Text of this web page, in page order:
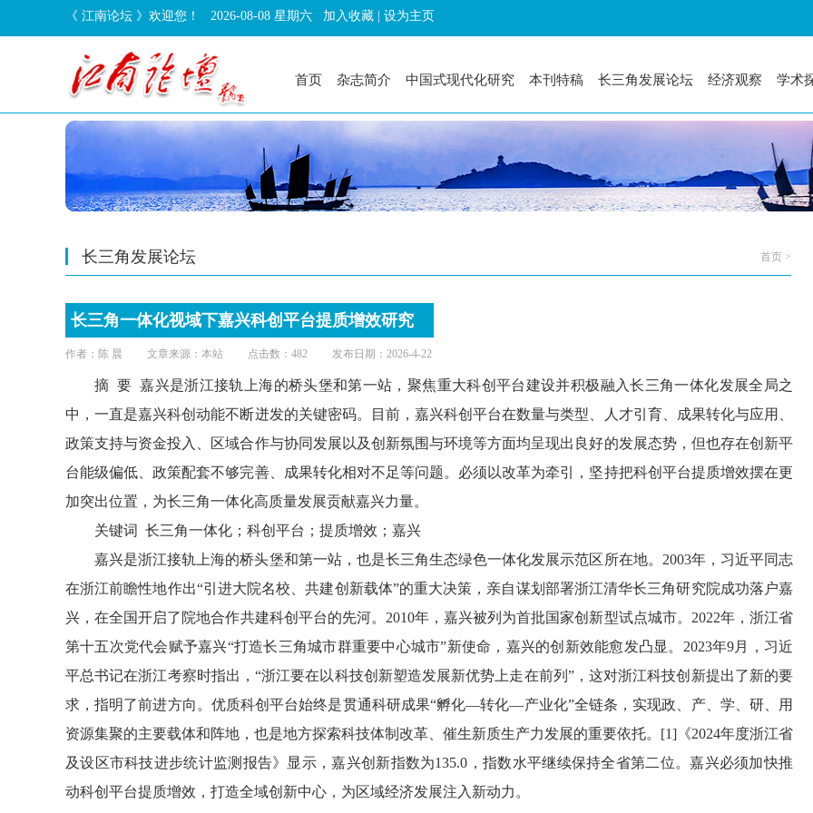
《 江南论坛 》欢迎您！ 2026-08-08 星期六 加入收藏 设为主页
首页 杂志简介 中国式现代化研究 本刊特稿 长三角发展论坛 经济观察 学术
长三角发展论坛 首页 >
长三角一体化视域下嘉兴科创平台提质增效研究
作者：陈 晨 文章来源：本站 点击数：482 发布日期：2026-4-22
摘 要 嘉兴是浙江接轨上海的桥头堡和第一站，聚焦重大科创平台建设并积极融入长三角一体化发展全局之
中，一直是嘉兴科创动能不断迸发的关键密码。目前，嘉兴科创平台在数量与类型、人才引育、成果转化与应用、
政策支持与资金投入、区域合作与协同发展以及创新氛围与环境等方面均呈现出良好的发展态势，但也存在创新平
台能级偏低、政策配套不够完善、成果转化相对不足等问题。必须以改革为牵引，坚持把科创平台提质增效摆在更
加突出位置，为长三角一体化高质量发展贡献嘉兴力量。
关键词 长三角一体化；科创平台；提质增效；嘉兴
嘉兴是浙江接轨上海的桥头堡和第一站，也是长三角生态绿色一体化发展示范区所在地。2003年，习近平同志
在浙江前瞻性地作出“引进大院名校、共建创新载体”的重大决策，亲自谋划部署浙江清华长三角研究院成功落户嘉
兴，在全国开启了院地合作共建科创平台的先河。2010年，嘉兴被列为首批国家创新型试点城市。2022年，浙江省
第十五次党代会赋予嘉兴“打造长三角城市群重要中心城市”新使命，嘉兴的创新效能愈发凸显。2023年9月，习近
平总书记在浙江考察时指出，“浙江要在以科技创新塑造发展新优势上走在前列”，这对浙江科技创新提出了新的要
求，指明了前进方向。优质科创平台始终是贯通科研成果“孵化—转化—产业化”全链条，实现政、产、学、研、用
资源集聚的主要载体和阵地，也是地方探索科技体制改革、催生新质生产力发展的重要依托。[1]《2024年度浙江省
及设区市科技进步统计监测报告》显示，嘉兴创新指数为135.0，指数水平继续保持全省第二位。嘉兴必须加快推
动科创平台提质增效，打造全域创新中心，为区域经济发展注入新动力。